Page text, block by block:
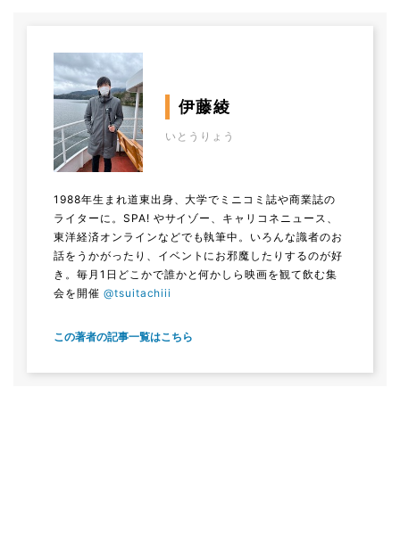
伊藤綾
いとうりょう
1988年生まれ道東出身、大学でミニコミ誌や商業誌の
ライターに。SPA! やサイゾー、キャリコネニュース、
東洋経済オンラインなどでも執筆中。いろんな識者のお
話をうかがったり、イベントにお邪魔したりするのが好
き。毎月1日どこかで誰かと何かしら映画を観て飲む集
会を開催 @tsuitachiii
この著者の記事一覧はこちら